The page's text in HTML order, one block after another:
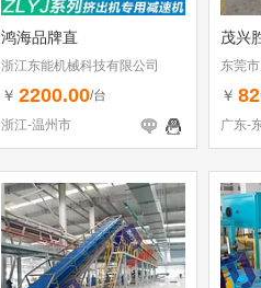
鸿海品牌直
浙江东能机械科技有限公司
￥ 2200.00/台
浙江-温州市
茂兴
东莞
￥
广东-